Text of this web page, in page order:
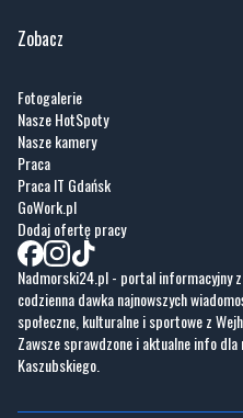
Zobacz
Fotogalerie
Nasze HotSpoty
Nasze kamery
Praca
Praca IT Gdańsk
GoWork.pl
Dodaj ofertę pracy
Nadmorski24.pl - portal informacyjny
codzienna dawka najnowszych
społeczne, kulturalne i sportowe z
Zawsze sprawdzone i aktualne info
Kaszubskiego.